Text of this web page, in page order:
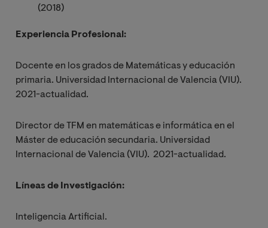
(2018)
Experiencia Profesional:
Docente en los grados de Matemáticas y educación
primaria. Universidad Internacional de Valencia (VIU).
2021-actualidad.
Director de TFM en matemáticas e informática en el
Máster de educación secundaria. Universidad
Internacional de Valencia (VIU). 2021-actualidad.
Líneas de Investigación:
Inteligencia Artificial.